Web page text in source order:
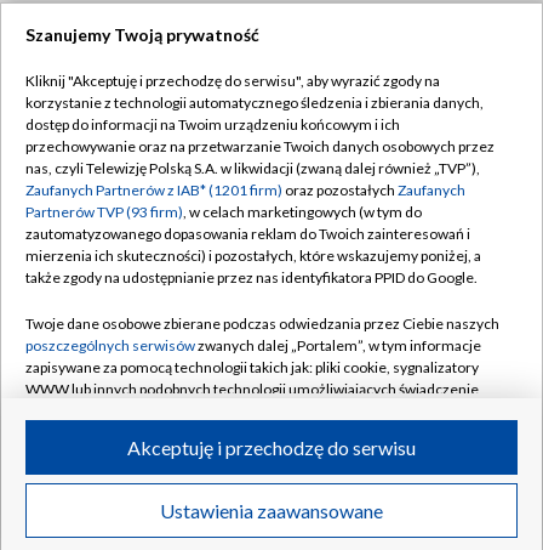
TVP
Abonament TVP
Emisja w TVP
Centrum informacji TVP
Naziemna Telewizja Cyfrowa
Rada Programowa
System NOS
Informacje o nadawcy
Program dla prasy
Ogłoszenie przetargowe
Regulamin TVP
Polityka prywatności
Moje zgody
Pomoc
Kontakt
Kanały
©2026 Telewizja Polska S.A. w likwidacji
Szanujemy Twoją prywatność
Kliknij "Akceptuję i przechodzę do serwisu", aby wyrazić zgody na
korzystanie z technologii automatycznego śledzenia i zbierania danych,
dostęp do informacji na Twoim urządzeniu końcowym i ich
przechowywanie oraz na przetwarzanie Twoich danych osobowych przez
nas, czyli Telewizję Polską S.A. w likwidacji (zwaną dalej również „TVP”),
Zaufanych Partnerów z IAB* (1201 firm) oraz pozostałych Zaufanych
Partnerów TVP (93 firm), w celach marketingowych (w tym do
zautomatyzowanego dopasowania reklam do Twoich zainteresowań i
mierzenia ich skuteczności) i pozostałych, które wskazujemy poniżej, a
także zgody na udostępnianie przez nas identyfikatora PPID do Google.
Twoje dane osobowe zbierane podczas odwiedzania przez Ciebie naszych
poszczególnych serwisówzwanych dalej „Portalem”, w tym informacje
zapisywane za pomocą technologii takich jak: pliki cookie, sygnalizatory
WWW lub innych podobnych technologii umożliwiających świadczenie
ruchu w Internecie.
Twoje dane osobowe zbierane podczas odwiedzania przez Ciebie
poszczególnych serwisówna Portalu, takie jak adresy IP, identyfikatory
Ustawienia zaawansowane
Akceptuję i przechodzę do serwisu